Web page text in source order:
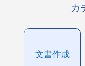
カ
文書作成